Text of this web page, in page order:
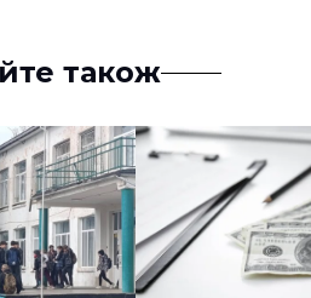
також